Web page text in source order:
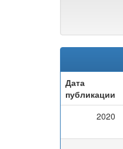
Дата
публикации
2020